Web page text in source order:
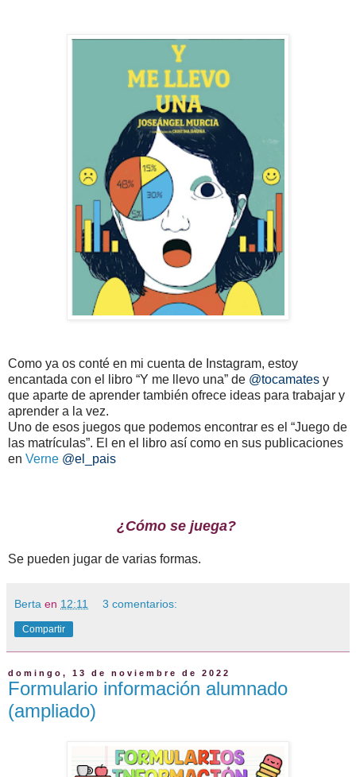
Como ya os conté en mi cuenta de Instagram, estoy
encantada con el libro “Y me llevo una” de @tocamates y
que aparte de aprender también ofrece ideas para trabajar y
aprender a la vez.
Uno de esos juegos que podemos encontrar es el “Juego de
las matrículas”. El en el libro así como en sus publicaciones
en Verne @el_pais
¿Cómo se juega?
Se pueden jugar de varias formas.
Berta en 12:11 3 comentarios:
Compartir
domingo, 13 de noviembre de 2022
Formulario información alumnado
(ampliado)